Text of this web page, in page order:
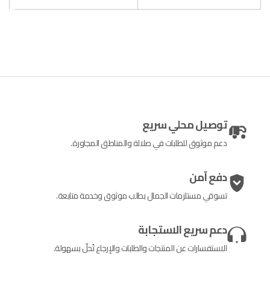
توصيل محلي سريع
دعم موثوق للطلبات في صلالة والمناطق المجاورة.
دفع آمن
تسوقي مستلزمات الجمال بطلب موثوق وخدمة متابعة.
دعم سريع الاستجابة
الاستفسارات عن المنتجات والطلبات والإرجاع تُحلّ بسهولة.